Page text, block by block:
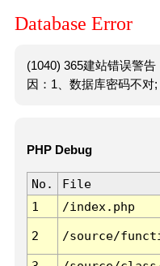
Database Error
(1040) 365建站错误警
因：1、数据库密码不对;
PHP Debug
No. File
1
/index.php
2 /source/